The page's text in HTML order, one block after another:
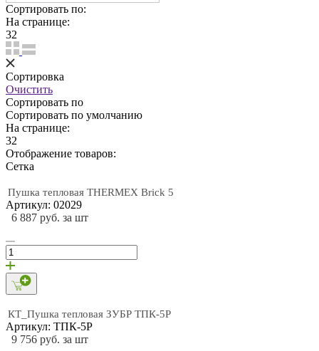
Сортировать по:
На странице:
32
Сортировка
Очистить
Сортировать по
Сортировать по умолчанию
На странице:
32
Отображение товаров:
Cетка
Пушка тепловая THERMEX Brick 5
Артикул: 02029
6 887 руб. за шт
КТ_Пушка тепловая ЗУБР ТПК-5Р
Артикул: ТПК-5Р
9 756 руб. за шт